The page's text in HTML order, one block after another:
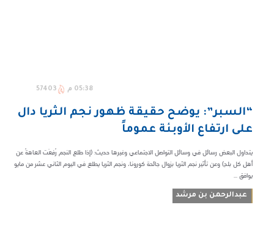
05:38 م 57403
“السبر”: يوضح حقيقة ظهور نجم الثريا دال
على ارتفاع الأوبئة عموماً
يتداول البعض رسائل في وسائل التواصل الاجتماعي وغيرها حديث: (إذا طلع النجم رُفِعَت العاهةُ عن
أهلِ كل بلدٍ) وعن تأثير نجم الثريا بزوال جائحة كورونا، ونجم الثريا يطلع في اليوم الثاني عشر من مايو
يوافق ...
عبدالرحمن بن مرشد